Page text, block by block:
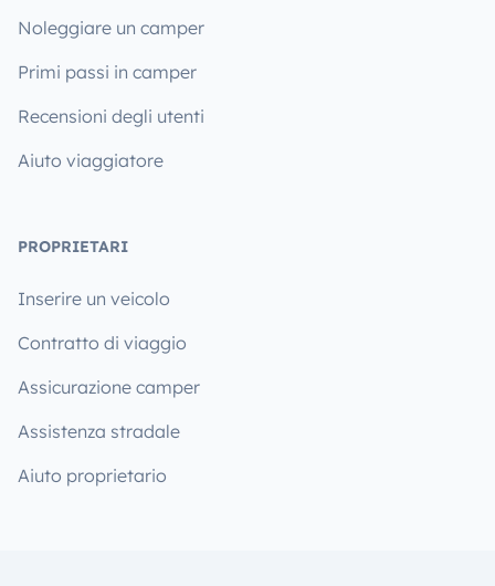
Noleggiare un camper
Primi passi in camper
Recensioni degli utenti
Aiuto viaggiatore
PROPRIETARI
Inserire un veicolo
Contratto di viaggio
Assicurazione camper
Assistenza stradale
Aiuto proprietario